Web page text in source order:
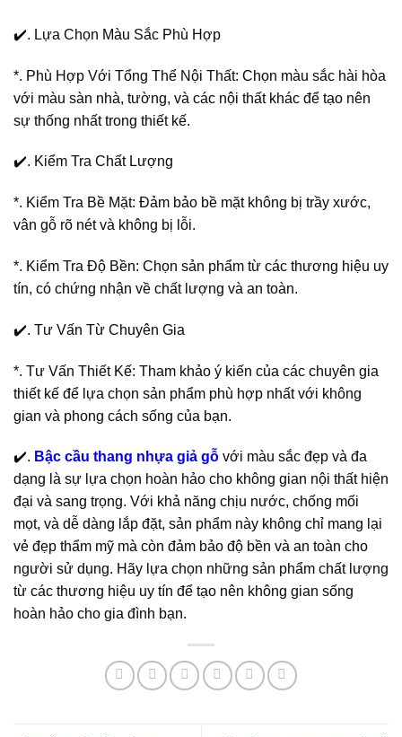
✔️. Lựa Chọn Màu Sắc Phù Hợp
*. Phù Hợp Với Tổng Thể Nội Thất: Chọn màu sắc hài hòa
với màu sàn nhà, tường, và các nội thất khác để tạo nên
sự thống nhất trong thiết kế.
✔️. Kiểm Tra Chất Lượng
*. Kiểm Tra Bề Mặt: Đảm bảo bề mặt không bị trầy xước,
vân gỗ rõ nét và không bị lỗi.
*. Kiểm Tra Độ Bền: Chọn sản phẩm từ các thương hiệu uy
tín, có chứng nhận về chất lượng và an toàn.
✔️. Tư Vấn Từ Chuyên Gia
*. Tư Vấn Thiết Kế: Tham khảo ý kiến của các chuyên gia
thiết kế để lựa chọn sản phẩm phù hợp nhất với không
gian và phong cách sống của bạn.
✔️. Bậc cầu thang nhựa giả gỗ với màu sắc đẹp và đa
dạng là sự lựa chọn hoàn hảo cho không gian nội thất hiện
đại và sang trọng. Với khả năng chịu nước, chống mối
mọt, và dễ dàng lắp đặt, sản phẩm này không chỉ mang lại
vẻ đẹp thẩm mỹ mà còn đảm bảo độ bền và an toàn cho
người sử dụng. Hãy lựa chọn những sản phẩm chất lượng
từ các thương hiệu uy tín để tạo nên không gian sống
hoàn hảo cho gia đình bạn.